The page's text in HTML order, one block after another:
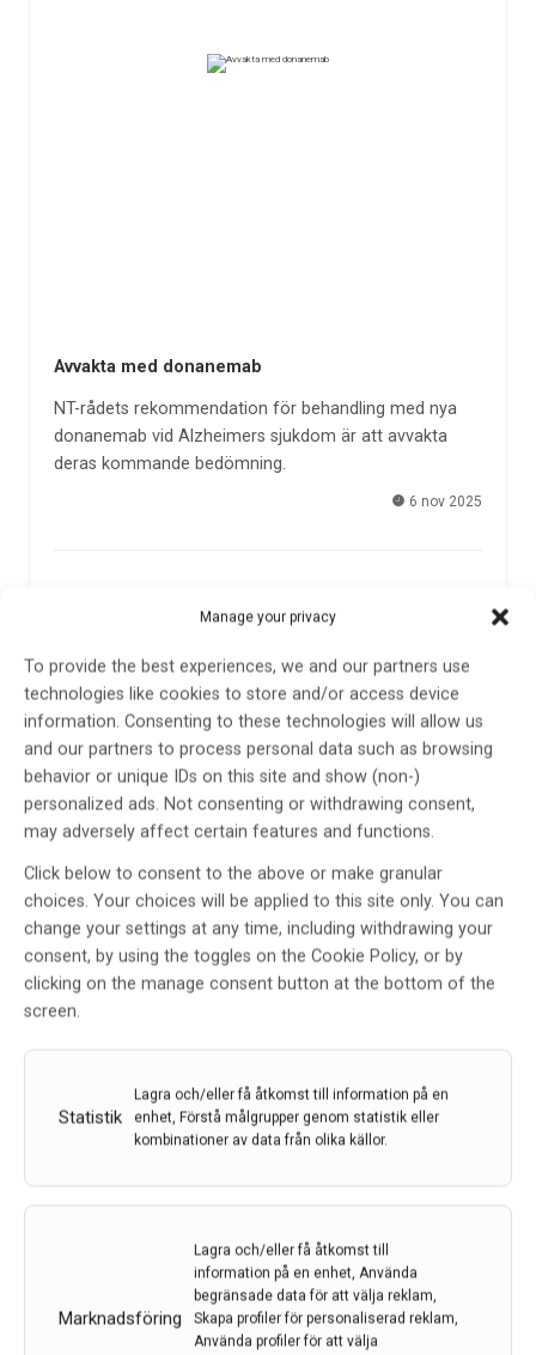
Manage your privacy
To provide the best experiences, we and our partners use
technologies like cookies to store and/or access device
information. Consenting to these technologies will allow us
and our partners to process personal data such as browsing
behavior or unique IDs on this site and show (non-)
personalized ads. Not consenting or withdrawing consent,
may adversely affect certain features and functions.
Click below to consent to the above or make granular
choices. Your choices will be applied to this site only. You can
change your settings at any time, including withdrawing your
consent, by using the toggles on the Cookie Policy, or by
clicking on the manage consent button at the bottom of the
screen.
Statistik
Lagra och/eller få åtkomst till information på en
enhet, Förstå målgrupper genom statistik eller
kombinationer av data från olika källor.
Marknadsföring
Lagra och/eller få åtkomst till
information på en enhet, Använda
begränsade data för att välja reklam,
Skapa profiler för personaliserad reklam,
Använda profiler för att välja
Avvakta med donanemab
NT-rådets rekommendation för behandling med nya
donanemab vid Alzheimers sjukdom är att avvakta
deras kommande bedömning.
6 nov 2025
Tidig diagnostik är nyckeln – behandling mot
Alzheimers måste hinna ”rädda” hjärnan
Den senaste tidens medicinska genombrott inom
nedbrytningen av hjärnan. Ingen kan bygga upp det
som redan dött. ”Vi har hittat ett sätt att hitta tecken
på kognitiv svikt vid Alzheimer betydligt…
24 apr 2025
Ny möjlighet för tidig diagnos och behandling av
Forskare vid Göteborgs universitet, i samarbete med
forskare vid University of Pittsburgh, har upptäckt en